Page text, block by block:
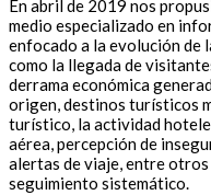
En abril de 2019 nos
medio especializado en
enfocado a la evolución de
como la llegada de
derrama económica
origen, destinos turísticos
turístico, la actividad
aérea, percepción de
alertas de viaje, entre otros
seguimiento sistemático.